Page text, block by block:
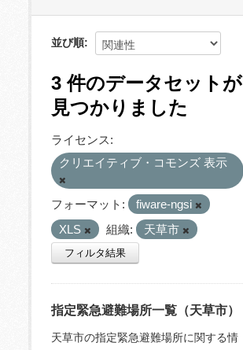
並び順
3 件のデータセットが
見つかりました
ライセンス:
クリエイティブ・コモンズ 表示
フォーマット:
fiware-ngsi
XLS
組織: 天草市
フィルタ結果
指定緊急避難場所一覧（天草市）
天草市の指定緊急避難場所に関する情